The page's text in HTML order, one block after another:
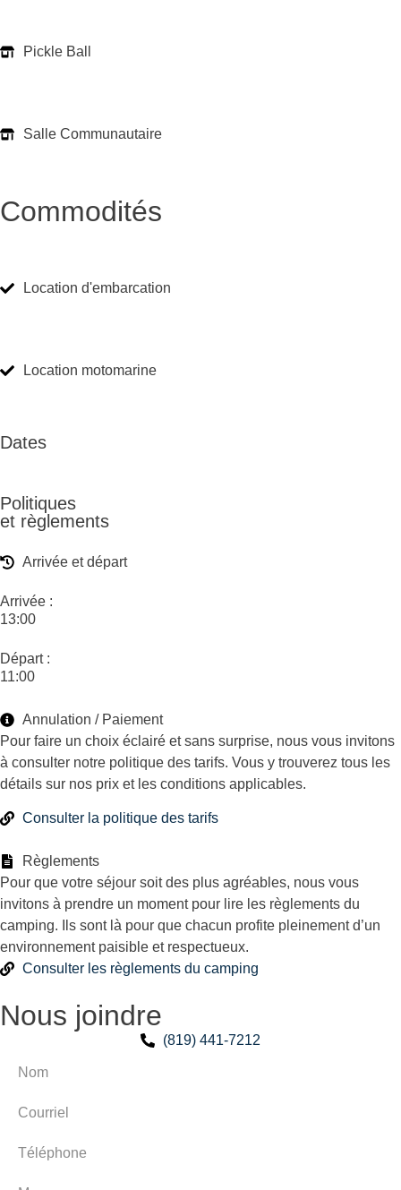
Pickle Ball
Salle Communautaire
Commodités
Location d'embarcation
Location motomarine
Dates
Politiques
et règlements
Arrivée et départ
Arrivée :
13:00
Départ :
11:00
Annulation / Paiement
Pour faire un choix éclairé et sans surprise, nous vous invitons
à consulter notre politique des tarifs. Vous y trouverez tous les
détails sur nos prix et les conditions applicables.
Consulter la politique des tarifs
Règlements
Pour que votre séjour soit des plus agréables, nous vous
invitons à prendre un moment pour lire les règlements du
camping. Ils sont là pour que chacun profite pleinement d’un
environnement paisible et respectueux.
Consulter les règlements du camping
Nous joindre
(819) 441-7212